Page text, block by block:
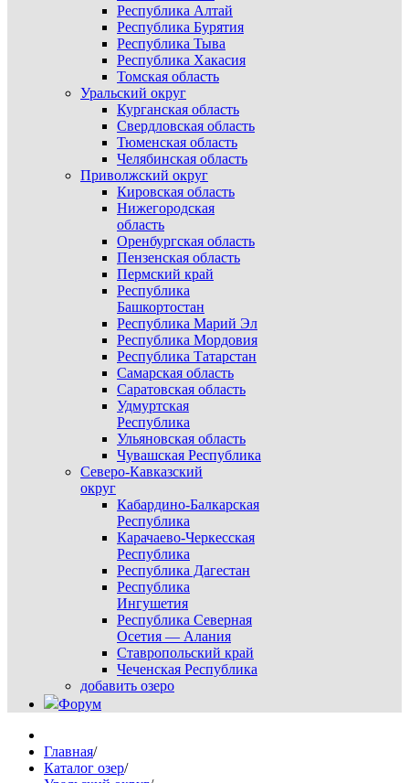
Республика Алтай
Республика Бурятия
Республика Тыва
Республика Хакасия
Томская область
Уральский округ
Курганская область
Свердловская область
Тюменская область
Челябинская область
Приволжский округ
Кировская область
Нижегородская
область
Оренбургская область
Пензенская область
Пермский край
Республика
Башкортостан
Республика Марий Эл
Республика Мордовия
Республика Татарстан
Самарская область
Саратовская область
Удмуртская
Республика
Ульяновская область
Чувашская Республика
Северо-Кавказский
округ
Кабардино-Балкарская
Республика
Карачаево-Черкесская
Республика
Республика Дагестан
Республика
Ингушетия
Республика Северная
Осетия — Алания
Ставропольский край
Чеченская Республика
добавить озеро
Форум
Главная/
Каталог озер/